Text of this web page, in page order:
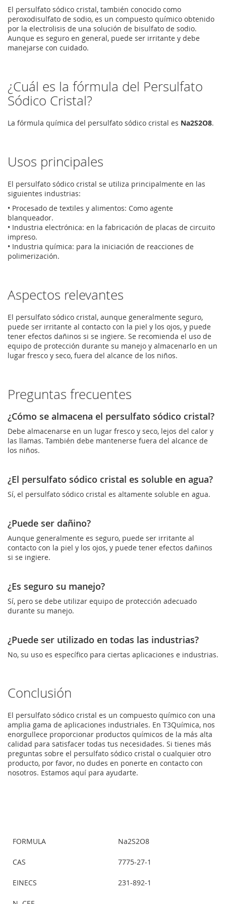
El persulfato sódico cristal, también conocido como
peroxodisulfato de sodio, es un compuesto químico obtenido
por la electrolisis de una solución de bisulfato de sodio.
Aunque es seguro en general, puede ser irritante y debe
manejarse con cuidado.
¿Cuál es la fórmula del Persulfato
Sódico Cristal?
La fórmula química del persulfato sódico cristal es Na2S2O8.
Usos principales
El persulfato sódico cristal se utiliza principalmente en las
siguientes industrias:
• Procesado de textiles y alimentos: Como agente
blanqueador.
• Industria electrónica: en la fabricación de placas de circuito
impreso.
• Industria química: para la iniciación de reacciones de
polimerización.
Aspectos relevantes
El persulfato sódico cristal, aunque generalmente seguro,
puede ser irritante al contacto con la piel y los ojos, y puede
tener efectos dañinos si se ingiere. Se recomienda el uso de
equipo de protección durante su manejo y almacenarlo en un
lugar fresco y seco, fuera del alcance de los niños.
Preguntas frecuentes
¿Cómo se almacena el persulfato sódico cristal?
Debe almacenarse en un lugar fresco y seco, lejos del calor y
las llamas. También debe mantenerse fuera del alcance de
los niños.
¿El persulfato sódico cristal es soluble en agua?
Sí, el persulfato sódico cristal es altamente soluble en agua.
¿Puede ser dañino?
Aunque generalmente es seguro, puede ser irritante al
contacto con la piel y los ojos, y puede tener efectos dañinos
si se ingiere.
¿Es seguro su manejo?
Sí, pero se debe utilizar equipo de protección adecuado
durante su manejo.
¿Puede ser utilizado en todas las industrias?
No, su uso es específico para ciertas aplicaciones e industrias.
Conclusión
El persulfato sódico cristal es un compuesto químico con una
amplia gama de aplicaciones industriales. En T3Química, nos
enorgullece proporcionar productos químicos de la más alta
calidad para satisfacer todas tus necesidades. Si tienes más
preguntas sobre el persulfato sódico cristal o cualquier otro
producto, por favor, no dudes en ponerte en contacto con
nosotros. Estamos aquí para ayudarte.
FORMULA Na2S2O8
CAS 7775-27-1
EINECS 231-892-1